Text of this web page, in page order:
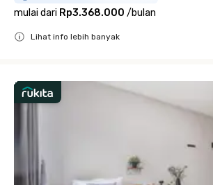
mulai dari Rp3.368.000 /bulan
Lihat info lebih banyak